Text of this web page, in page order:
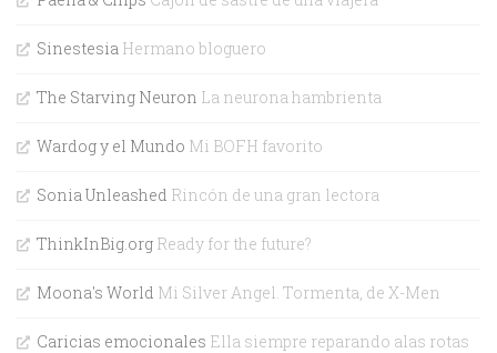
Sinestesia Hermano bloguero
The Starving Neuron La neurona hambrienta
Wardog y el Mundo Mi BOFH favorito
Sonia Unleashed Rincón de una gran lectora
ThinkInBig.org Ready for the future?
Moona's World Mi Silver Angel. Tormenta, de X-Men
Caricias emocionales Ella siempre reparando alas rotas